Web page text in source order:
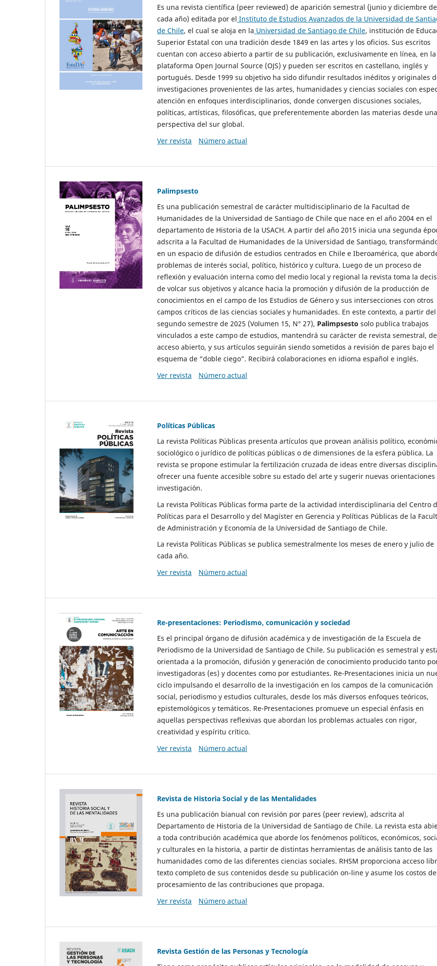
Es una revista científica (peer reviewed) de aparición semestral (junio y diciembre de
cada año) editada por el Instituto de Estudios Avanzados de la Universidad de
de Chile, el cual se aloja en la Universidad de Santiago de Chile, institución de
Superior Estatal con una tradición desde 1849 en las artes y los oficios. Sus escritos
cuentan con acceso abierto a partir de su publicación, exclusivamente en línea, en la
plataforma Open Journal Source (OJS) y pueden ser escritos en castellano, inglés y
portugués. Desde 1999 su objetivo ha sido difundir resultados inéditos y originales
investigaciones provenientes de las artes, humanidades y ciencias sociales con
atención en enfoques interdisciplinarios, donde convergen discusiones sociales,
políticas, artísticas, filosóficas, que preferentemente aborden las materias desde una
perspectiva del sur global.
Ver revista
Número actual
Palimpsesto
Es una publicación semestral de carácter multidisciplinario de la Facultad de
Humanidades de la Universidad de Santiago de Chile que nace en el año 2004 en el
departamento de Historia de la USACH. A partir del año 2015 inicia una segunda
adscrita a la Facultad de Humanidades de la Universidad de Santiago,
en un espacio de difusión de estudios centrados en Chile e Iberoamérica, que
problemas de interés social, político, histórico y cultura. Luego de un proceso de
reflexión y evaluación interna como del medio local y regional la revista toma la
de volcar sus objetivos y alcance hacia la promoción y difusión de la producción de
conocimientos en el campo de los Estudios de Género y sus intersecciones con otros
campos críticos de las ciencias sociales y humanidades. En este contexto, a partir del
segundo semestre de 2025 (Volumen 15, N° 27), Palimpsesto solo publica trabajos
vinculados a este campo de estudios, mantendrá su carácter de revista semestral, de
acceso abierto, y sus artículos seguirán siendo sometidos a revisión de pares bajo el
esquema de “doble ciego”. Recibirá colaboraciones en idioma español e inglés.
Ver revista
Número actual
Políticas Públicas
La revista Políticas Públicas presenta artículos que provean análisis político,
sociológico o jurídico de políticas públicas o de dimensiones de la esfera pública. La
revista se propone estimular la fertilización cruzada de ideas entre diversas
ofrecer una fuente accesible sobre su estado del arte y sugerir nuevas orientaciones
investigación.
La revista Políticas Públicas forma parte de la actividad interdisciplinaria del Centro
Políticas para el Desarrollo y del Magíster en Gerencia y Políticas Públicas de la
de Administración y Economía de la Universidad de Santiago de Chile.
La revista Políticas Públicas se publica semestralmente los meses de enero y julio de
cada año.
Ver revista
Número actual
Re-presentaciones: Periodismo, comunicación y sociedad
Es el principal órgano de difusión académica y de investigación de la Escuela de
Periodismo de la Universidad de Santiago de Chile. Su publicación es semestral y
orientada a la promoción, difusión y generación de conocimiento producido tanto
investigadoras (es) y docentes como por estudiantes. Re-Presentaciones inicia un
ciclo impulsando el desarrollo de la investigación en los campos de la comunicación
social, periodismo y estudios culturales, desde los más diversos enfoques teóricos,
epistemológicos y temáticos. Re-Presentaciones promueve un especial énfasis en
aquellas perspectivas reflexivas que abordan los problemas actuales con rigor,
creatividad y espíritu crítico.
Ver revista
Número actual
Revista de Historia Social y de las Mentalidades
Es una publicación bianual con revisión por pares (peer review), adscrita al
Departamento de Historia de la Universidad de Santiago de Chile. La revista esta
a toda contribución académica que aborde los fenómenos políticos, económicos,
y culturales en la historia, a partir de distintas herramientas de análisis tanto de las
humanidades como de las diferentes ciencias sociales. RHSM proporciona acceso
texto completo de sus contenidos desde su publicación on-line y asume los costos de
procesamiento de las contribuciones que propaga.
Ver revista
Número actual
Revista Gestión de las Personas y Tecnología